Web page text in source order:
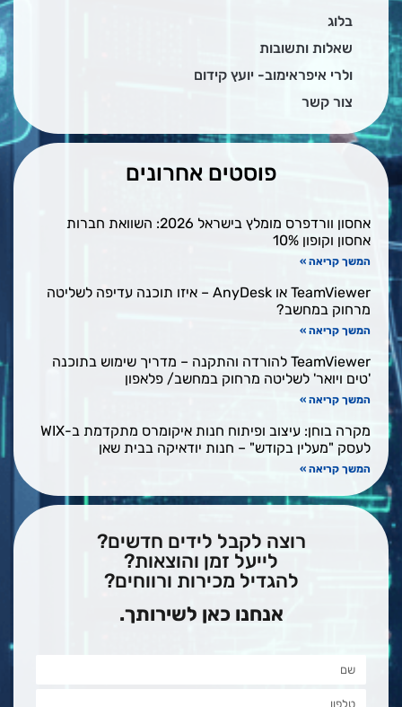
בלוג
שאלות ותשובות
ולרי איפראימוב- יועץ קידום
צור קשר
פוסטים אחרונים
אחסון וורדפרס מומלץ בישראל 2026: השוואת חברות
אחסון וקופון 10%
המשך קריאה »
TeamViewer או AnyDesk – איזו תוכנה עדיפה לשליטה
מרחוק במחשב?
המשך קריאה »
TeamViewer להורדה והתקנה – מדריך שימוש בתוכנה
'טים ויואר' לשליטה מרחוק במחשב/ פלאפון
המשך קריאה »
מקרה בוחן: עיצוב ופיתוח חנות איקומרס מתקדמת ב-WIX
לעסק "מעלין בקודש" – חנות יודאיקה בבית שאן
המשך קריאה »
רוצה לקבל לידים חדשים?
לייעל זמן והוצאות?
להגדיל מכירות ורווחים?
אנחנו כאן לשירותך.